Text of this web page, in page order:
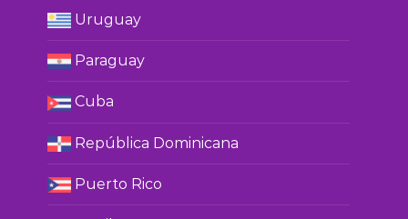
Uruguay
Paraguay
Cuba
República Dominicana
Puerto Rico